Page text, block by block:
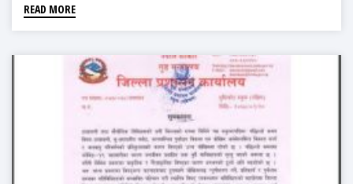
READ MORE